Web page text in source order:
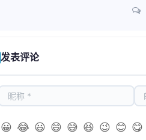
发表评论
😀 😂 😃 😄 😅 😆 😉 😊 😋